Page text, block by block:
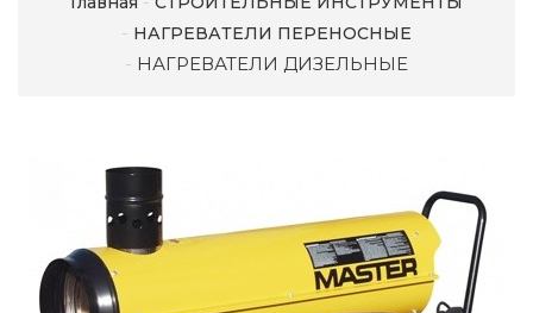
НАГРЕВАТЕЛИ ПЕРЕНОСНЫЕ
НАГРЕВАТЕЛИ ДИЗЕЛЬНЫЕ